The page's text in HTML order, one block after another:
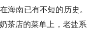
海南已有不短的历史
茶店的菜单上，老盐